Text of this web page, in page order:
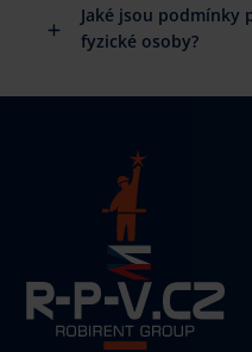
Jaké jsou podmínky
fyzické osoby?